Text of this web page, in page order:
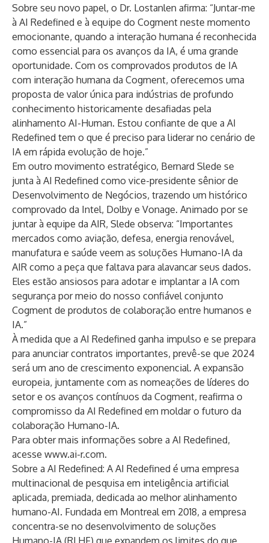
Sobre seu novo papel, o Dr. Lostanlen afirma: “Juntar-me
à AI Redefined e à equipe do Cogment neste momento
emocionante, quando a interação humana é reconhecida
como essencial para os avanços da IA, é uma grande
oportunidade. Com os comprovados produtos de IA
com interação humana da Cogment, oferecemos uma
proposta de valor única para indústrias de profundo
conhecimento historicamente desafiadas pela
alinhamento AI-Human. Estou confiante de que a AI
Redefined tem o que é preciso para liderar no cenário de
IA em rápida evolução de hoje.”
Em outro movimento estratégico, Bernard Slede se
junta à AI Redefined como vice-presidente sênior de
Desenvolvimento de Negócios, trazendo um histórico
comprovado da Intel, Dolby e Vonage. Animado por se
juntar à equipe da AIR, Slede observa: “Importantes
mercados como aviação, defesa, energia renovável,
manufatura e saúde veem as soluções Humano-IA da
AIR como a peça que faltava para alavancar seus dados.
Eles estão ansiosos para adotar e implantar a IA com
segurança por meio do nosso confiável conjunto
Cogment de produtos de colaboração entre humanos e
IA.”
À medida que a AI Redefined ganha impulso e se prepara
para anunciar contratos importantes, prevê-se que 2024
será um ano de crescimento exponencial. A expansão
europeia, juntamente com as nomeações de líderes do
setor e os avanços contínuos da Cogment, reafirma o
compromisso da AI Redefined em moldar o futuro da
colaboração Humano-IA.
Para obter mais informações sobre a AI Redefined,
acesse www.ai-r.com.
Sobre a AI Redefined: A AI Redefined é uma empresa
multinacional de pesquisa em inteligência artificial
aplicada, premiada, dedicada ao melhor alinhamento
humano-AI. Fundada em Montreal em 2018, a empresa
concentra-se no desenvolvimento de soluções
Humano-IA (RLHF) que expandem os limites do que